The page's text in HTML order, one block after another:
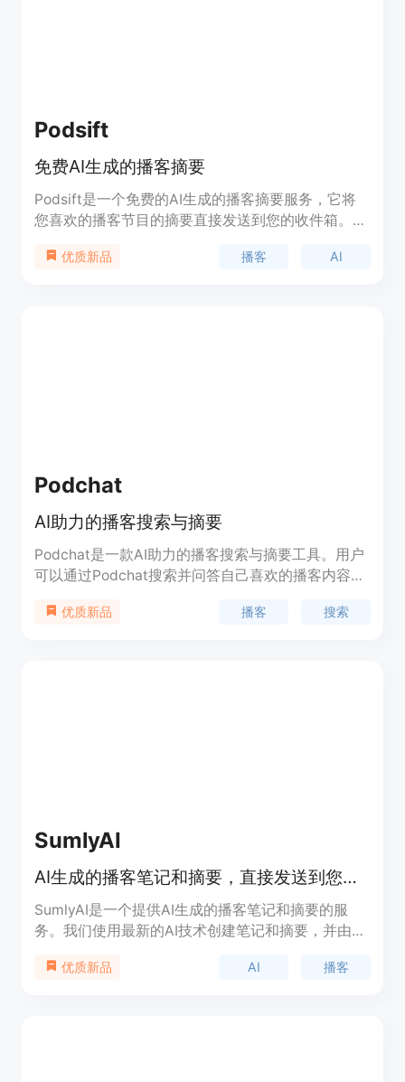
Podsift
免费AI生成的播客摘要
Podsift是一个免费的AI生成的播客摘要服务，它将
您喜欢的播客节目的摘要直接发送到您的收件箱。您
的播客，然后每次发布新剧集时，您就会收到摘要。
优质新品 播客 AI
Podchat
AI助力的播客搜索与摘要
Podchat是一款AI助力的播客搜索与摘要工具。用户
可以通过Podchat搜索并问答自己喜欢的播客内容，
及时收到最新的播客摘要。Podchat旨在帮助用户更
优质新品 播客 搜索
SumlyAI
AI生成的播客笔记和摘要，直接发送到您的收件箱。
SumlyAI是一个提供AI生成的播客笔记和摘要的服
务。我们使用最新的AI技术创建笔记和摘要，并由人
面提到的节目的播客笔记和摘要。每当有新的剧集发
优质新品 AI 播客